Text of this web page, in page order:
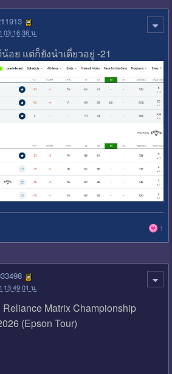
03:16:36 น.
อย แต่ก็ยังนำเดี่ยวอยู่ -21
1
13:49:01 น.
Matrix Championship
(Epson Tour)